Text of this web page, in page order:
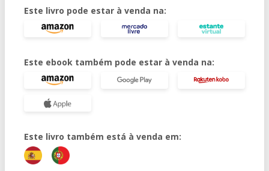
Este livro pode estar à venda na:
Este ebook também pode estar à venda na:
Este livro também está à venda em: